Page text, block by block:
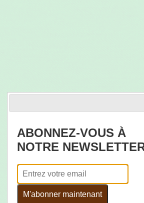
ABONNEZ-VOUS À
NOTRE
M'abonner maintenant